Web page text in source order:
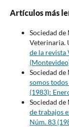
Artículos más
Sociedad
Veterinaria.
de la revista
Sociedad
somos todos
(1983):
Sociedad
de trabajos
Núm. 83